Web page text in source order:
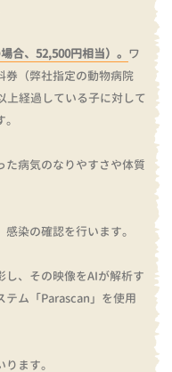
合、52,500円相当）。 ワ
券（弊社指定の動物病院
上経過している子に対して
た病気のなりやすさや体質
染の確認を行います。
し、その映像をAIが解析す
テム「Parascan」を使用
ます。